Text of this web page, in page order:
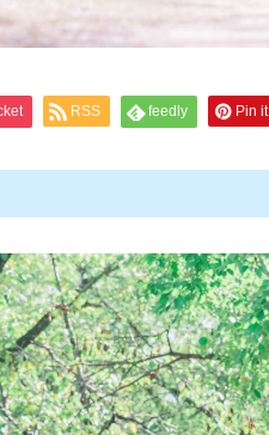
RSS feedly Pin it